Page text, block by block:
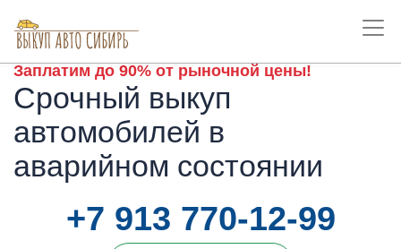
Заплатим до 90% от рыночной цены!
Срочный выкуп
автомобилей в
аварийном состоянии
+7 913 770-12-99